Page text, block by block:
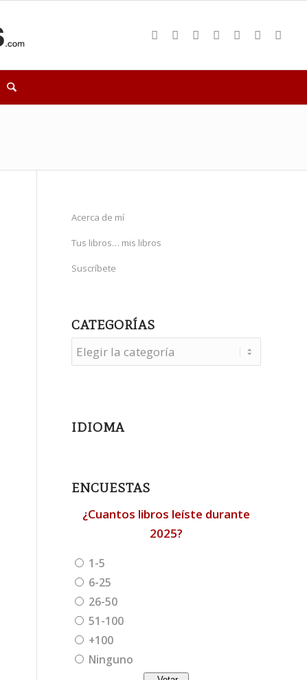
Acerca de mí
Tus libros… mis libros
Suscríbete
CATEGORÍAS
Categorías
IDIOMA
ENCUESTAS
¿Cuantos libros leíste durante
2025?
1-5
6-25
26-50
51-100
+100
Ninguno